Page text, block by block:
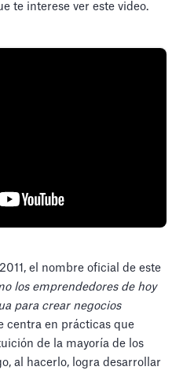
te interese ver este video.
el nombre oficial de este
los emprendedores de hoy
para crear negocios
centra en prácticas que
de la mayoría de los
al hacerlo, logra desarrollar